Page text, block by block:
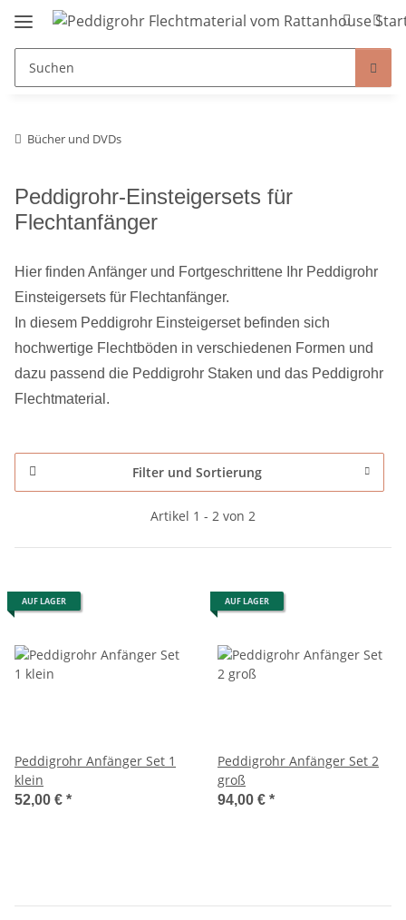
Bücher und DVDs
Peddigrohr-Einsteigersets für
Flechtanfänger
Hier finden Anfänger und Fortgeschrittene Ihr Peddigrohr
Einsteigersets für Flechtanfänger.
In diesem Peddigrohr Einsteigerset befinden sich
hochwertige Flechtböden in verschiedenen Formen und
dazu passend die Peddigrohr Staken und das Peddigrohr
Flechtmaterial.
Filter und Sortierung
Artikel 1 - 2 von 2
AUF LAGER
Peddigrohr Anfänger Set 1
klein
52,00 € *
AUF LAGER
Peddigrohr Anfänger Set 2
groß
94,00 € *